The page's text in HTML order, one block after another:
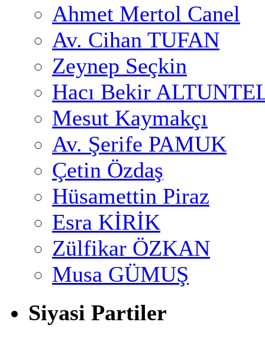
Ahmet Mertol Canel
Av. Cihan TUFAN
Zeynep Seçkin
Hacı Bekir
Mesut Kaymakçı
Av. Şerife PAMUK
Çetin Özdaş
Hüsamettin Piraz
Esra KİRİK
Zülfikar ÖZKAN
Musa GÜMUŞ
Siyasi Partiler